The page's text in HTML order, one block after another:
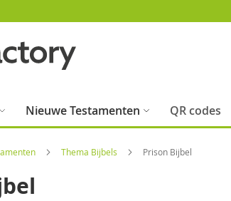
Nieuwe Testamenten QR codes
Thema Bijbels Prison Bijbel